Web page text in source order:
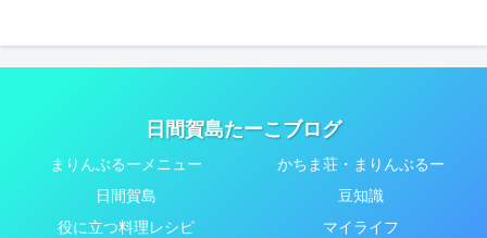
日間賀島たーこブログ
まりんぶるーメニュー
かちま荘・まりんぶるー
日間賀島
豆知識
役に立つ料理レシピ
マイライフ